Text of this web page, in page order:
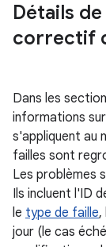
Détails
correctif
Dans les
informations
s'appliquent au
failles sont
Les problèmes
Ils incluent l'ID
le type de faille,
jour (le cas